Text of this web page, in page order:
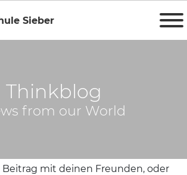
Sieber
Thinkblog
from our World
Beitrag mit deinen Freunden, oder